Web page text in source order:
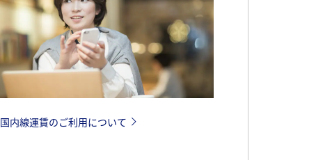
国内線運賃のご利用について